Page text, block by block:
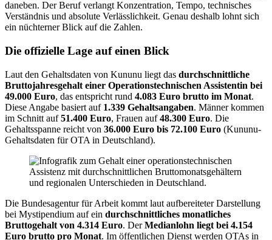
daneben. Der Beruf verlangt Konzentration, Tempo, technisches
Verständnis und absolute Verlässlichkeit. Genau deshalb lohnt sich
ein nüchterner Blick auf die Zahlen.
Die offizielle Lage auf einen Blick
Laut den Gehaltsdaten von Kununu liegt das durchschnittliche
Bruttojahresgehalt einer Operationstechnischen Assistentin bei
49.000 Euro, das entspricht rund 4.083 Euro brutto im Monat.
Diese Angabe basiert auf 1.339 Gehaltsangaben. Männer kommen
im Schnitt auf51.400 Euro, Frauen auf48.300 Euro. Die
Gehaltsspanne reicht von 36.000 Euro bis 72.100 Euro (Kununu-
Gehaltsdaten für OTA in Deutschland).
Die Bundesagentur für Arbeit kommt laut aufbereiteter Darstellung
bei Mystipendium auf ein durchschnittliches monatliches
Bruttogehalt von 4.314 Euro. DerMedianlohn liegt bei 4.154
Euro brutto pro Monat. Im öffentlichen Dienst werden OTAs in